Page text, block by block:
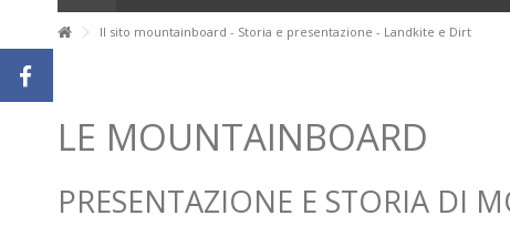
Il sito mountainboard - Storia e presentazione - Landkite e Dirt
LE MOUNTAINBOARD
PRESENTAZIONE E STORIA DI